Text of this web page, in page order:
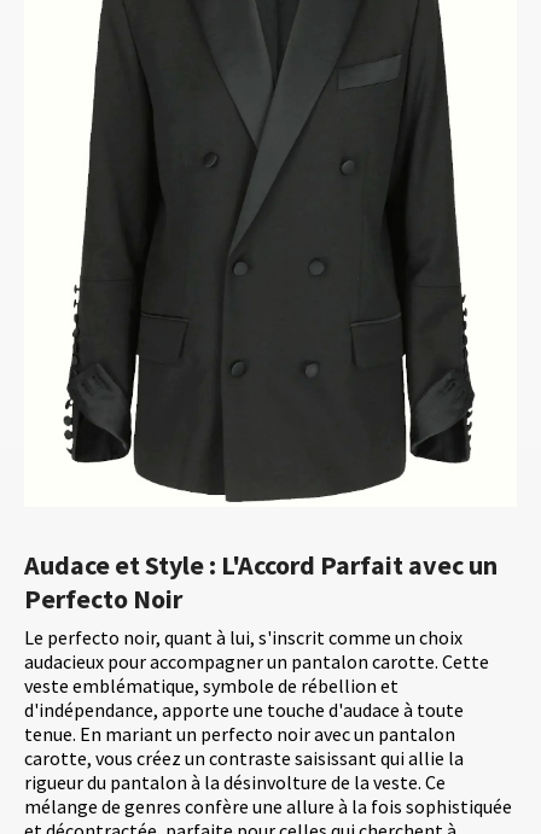
Audace et Style : L'Accord Parfait avec un
Perfecto Noir
Le perfecto noir, quant à lui, s'inscrit comme un choix
audacieux pour accompagner un pantalon carotte. Cette
veste emblématique, symbole de rébellion et
d'indépendance, apporte une touche d'audace à toute
tenue. En mariant un perfecto noir avec un pantalon
carotte, vous créez un contraste saisissant qui allie la
rigueur du pantalon à la désinvolture de la veste. Ce
mélange de genres confère une allure à la fois sophistiquée